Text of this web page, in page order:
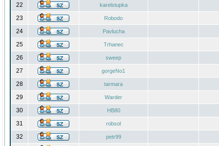
22 karelstupka
23 Robodo
24 Pavlucha
25 Trhanec
26 sweep
27 gorgeNo1
28 tarmara
29 Warder
30 HB80
31 robsol
32 petr99